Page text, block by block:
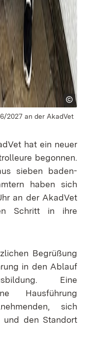
2027 an der AkadVet
hat ein neuer
begonnen.
sieben baden-
haben sich
an der AkadVet
Schritt in ihre
Begrüßung
in den Ablauf
Eine
Hausführung
sich
und den Standort